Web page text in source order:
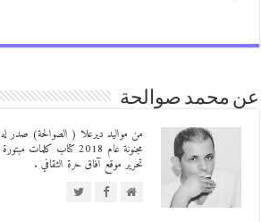
محمد صوالحة
من مواليد ديرعلا ( الصوالحة) صدر له :
تحرير موقع آفاق حرة الثقافي .